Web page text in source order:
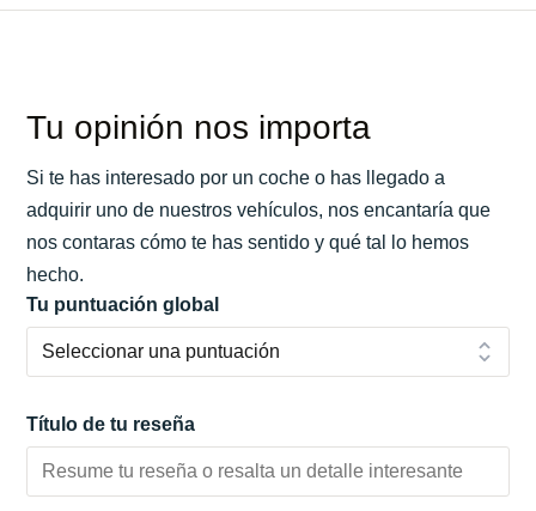
Tu opinión nos importa
Si te has interesado por un coche o has llegado a
adquirir uno de nuestros vehículos, nos encantaría que
nos contaras cómo te has sentido y qué tal lo hemos
hecho.
Tu puntuación global
Título de tu reseña